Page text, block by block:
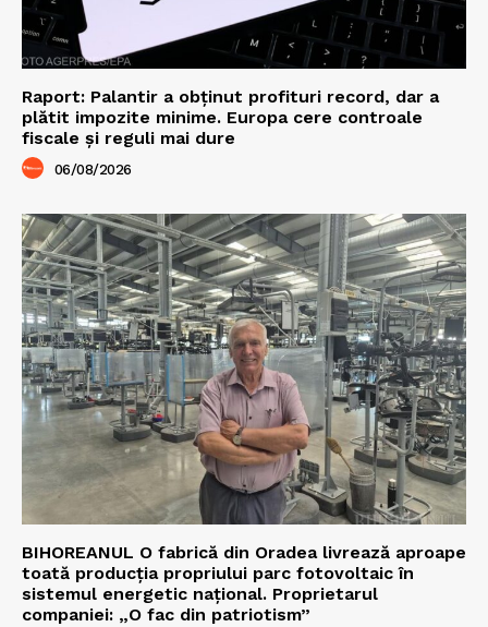
Raport: Palantir a obținut profituri record, dar a
plătit impozite minime. Europa cere controale
fiscale și reguli mai dure
06/08/2026
BIHOREANUL O fabrică din Oradea livrează aproape
toată producția propriului parc fotovoltaic în
sistemul energetic național. Proprietarul
companiei: „O fac din patriotism”